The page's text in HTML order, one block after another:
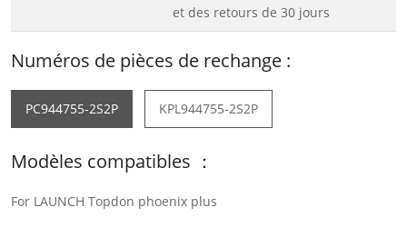
et des retours de 30 jours
Numéros de pièces de rechange :
PC944755-2S2P KPL944755-2S2P
Modèles compatibles ：
For LAUNCH Topdon phoenix plus